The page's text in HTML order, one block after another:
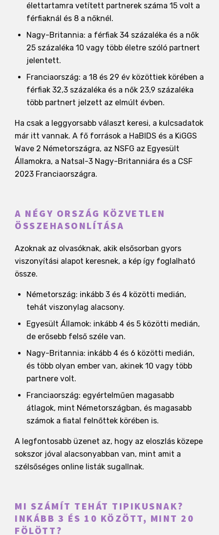
élettartamra vetített partnerek száma 15 volt a
férfiaknál és 8 a nőknél.
Nagy-Britannia: a férfiak 34 százaléka és a nők
25 százaléka 10 vagy több életre szóló partnert
jelentett.
Franciaország: a 18 és 29 év közöttiek körében a
férfiak 32,3 százaléka és a nők 23,9 százaléka
több partnert jelzett az elmúlt évben.
Ha csak a leggyorsabb választ keresi, a kulcsadatok
már itt vannak. A fő források a HaBIDS és a KiGGS
Wave 2 Németországra, az NSFG az Egyesült
Államokra, a Natsal-3 Nagy-Britanniára és a CSF
2023 Franciaországra.
A NÉGY ORSZÁG KÖZVETLEN
ÖSSZEHASONLÍTÁSA
Azoknak az olvasóknak, akik elsősorban gyors
viszonyítási alapot keresnek, a kép így foglalható
össze.
Németország: inkább 3 és 4 közötti medián,
tehát viszonylag alacsony.
Egyesült Államok: inkább 4 és 5 közötti medián,
de erősebb felső széle van.
Nagy-Britannia: inkább 4 és 6 közötti medián,
és több olyan ember van, akinek 10 vagy több
partnere volt.
Franciaország: egyértelműen magasabb
átlagok, mint Németországban, és magasabb
számok a fiatal felnőttek körében is.
A legfontosabb üzenet az, hogy az eloszlás közepe
sokszor jóval alacsonyabban van, mint amit a
szélsőséges online listák sugallnak.
MI SZÁMÍT TEHÁT TIPIKUSNAK?
INKÁBB 3 ÉS 10 KÖZÖTT, MINT 20
FÖLÖTT?